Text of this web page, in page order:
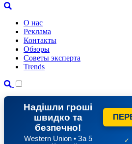
О нас
Реклама
Контакты
Обзоры
Советы эксперта
Trends
Надішли гроші
швидко та
безпечно!
Western Union • За 5
✓